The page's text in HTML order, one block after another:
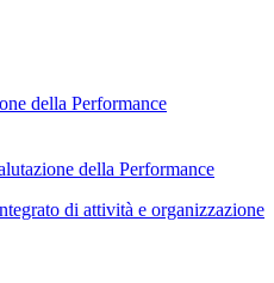
della Performance
della Performance
di attività e organizzazione